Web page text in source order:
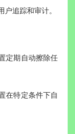
追踪和审计。
定期自动擦除任
在特定条件下自